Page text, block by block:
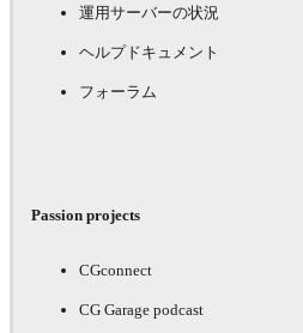
運用サーバーの状況
ヘルプドキュメント
フォーラム
Passion projects
CGconnect
CG Garage podcast